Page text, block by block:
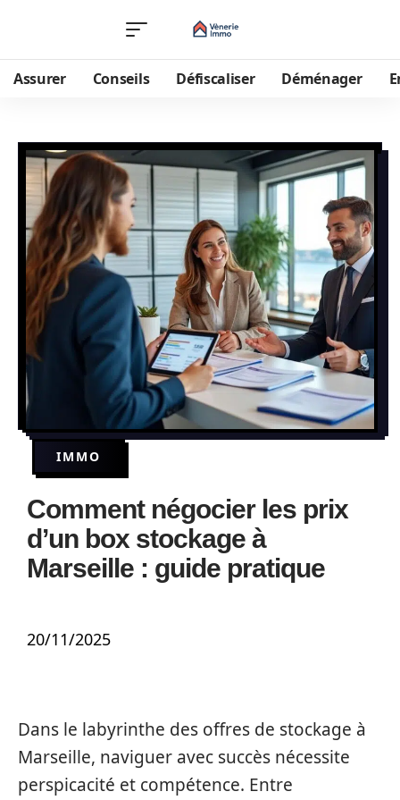
Assurer Conseils Défiscaliser Déménager
IMMO
Comment négocier les prix
d’un box stockage à
Marseille : guide pratique
20/11/2025
Dans le labyrinthe des offres de stockage à
Marseille, naviguer avec succès nécessite
perspicacité et compétence. Entre